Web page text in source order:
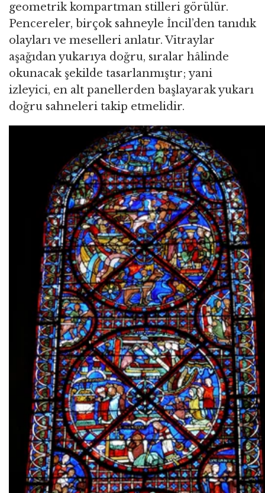
geometrik kompartman stilleri görülür.
Pencereler, birçok sahneyle İncil’den tanıdık
olayları ve meselleri anlatır. Vitraylar
aşağıdan yukarıya doğru, sıralar hâlinde
okunacak şekilde tasarlanmıştır; yani
izleyici, en alt panellerden başlayarak yukarı
doğru sahneleri takip etmelidir.